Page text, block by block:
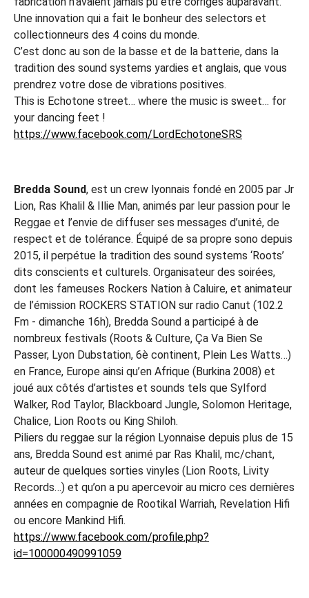
Une innovation qui a fait le bonheur des selectors et
collectionneurs des 4 coins du monde.
C’est donc au son de la basse et de la batterie, dans la
tradition des sound systems yardies et anglais, que vous
prendrez votre dose de vibrations positives.
This is Echotone street… where the music is sweet… for
your dancing feet !
https://www.facebook.com/LordEchotoneSRS
Bredda Sound, est un crew lyonnais fondé en 2005 par Jr
Lion, Ras Khalil & Illie Man, animés par leur passion pour le
Reggae et l’envie de diffuser ses messages d’unité, de
respect et de tolérance. Équipé de sa propre sono depuis
2015, il perpétue la tradition des sound systems ‘Roots’
dits conscients et culturels. Organisateur des soirées,
dont les fameuses Rockers Nation à Caluire, et animateur
de l’émission ROCKERS STATION sur radio Canut (102.2
Fm - dimanche 16h), Bredda Sound a participé à de
nombreux festivals (Roots & Culture, Ça Va Bien Se
Passer, Lyon Dubstation, 6è continent, Plein Les Watts…)
en France, Europe ainsi qu’en Afrique (Burkina 2008) et
joué aux côtés d’artistes et sounds tels que Sylford
Walker, Rod Taylor, Blackboard Jungle, Solomon Heritage,
Chalice, Lion Roots ou King Shiloh.
Piliers du reggae sur la région Lyonnaise depuis plus de 15
ans, Bredda Sound est animé par Ras Khalil, mc/chant,
auteur de quelques sorties vinyles (Lion Roots, Livity
Records…) et qu’on a pu apercevoir au micro ces dernières
années en compagnie de Rootikal Warriah, Revelation Hifi
ou encore Mankind Hifi.
https://www.facebook.com/profile.php?
id=100000490991059